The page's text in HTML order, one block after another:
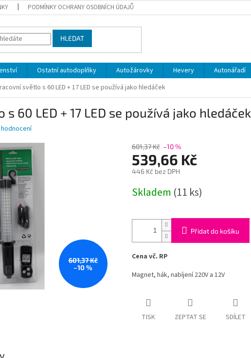
PODMÍNKY OCHRANY OSOBNÍCH ÚDAJŮ
HLEDAT
Ostatní autodoplňky Autožárovky Hevery Autonářadí
světlo s 60 LED + 17 LED se používá jako hledáček
60 LED + 17 LED se používá jako hledáček
601,37 Kč
–10 %
601,37 Kč –10 %
539,66 Kč
446 Kč bez DPH
cena:
Skladem (11 ks)
Přidat do košíku
Cena vč. RP
Magnet, hák, nabíjení 220V a 12V
TISK ZEPTAT SE SDÍLET